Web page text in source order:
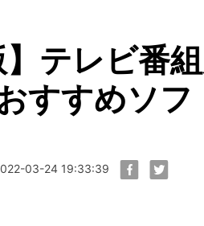
テレビ番
すすめソフ
03-24 19:33:39